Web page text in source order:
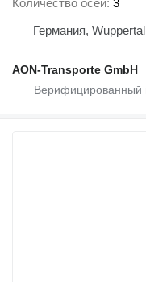
Количество осей 3
Германия, Wuppertal
AON-Transporte GmbH